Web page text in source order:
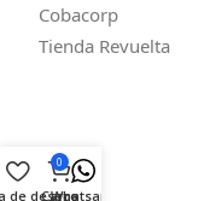
Cobacorp
Tienda Revuelta
de deseos
0
Carro
Whatsapp